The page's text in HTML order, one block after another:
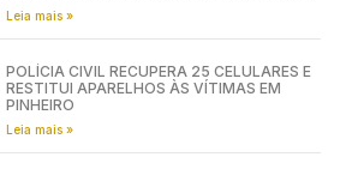
Leia mais »
POLÍCIA CIVIL RECUPERA 25 CELULARES E
RESTITUI APARELHOS ÀS VÍTIMAS EM
PINHEIRO
Leia mais »